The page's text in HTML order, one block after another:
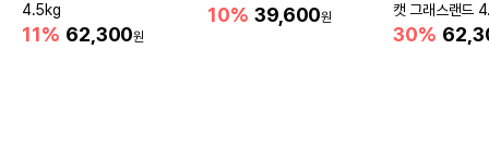
4.5kg
11% 62,300원
10% 39,600원
캣 그래스랜드
30%